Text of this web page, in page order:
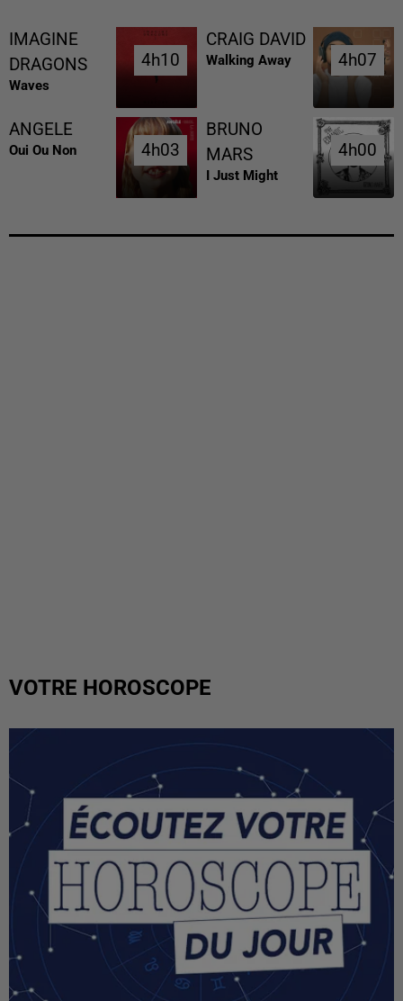
IMAGINE
DRAGONS
Waves
4h10
4h10
CRAIG DAVID
Walking Away 4h07
4h07
ANGELE
Oui Ou Non 4h03
4h03
BRUNO
MARS
I Just Might
4h00
4h00
VOTRE HOROSCOPE